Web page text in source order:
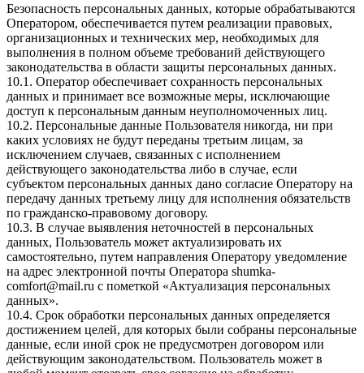
Безопасность персональных данных, которые обрабатываются
Оператором, обеспечивается путем реализации правовых,
организационных и технических мер, необходимых для
выполнения в полном объеме требований действующего
законодательства в области защиты персональных данных.
10.1. Оператор обеспечивает сохранность персональных
данных и принимает все возможные меры, исключающие
доступ к персональным данным неуполномоченных лиц.
10.2. Персональные данные Пользователя никогда, ни при
каких условиях не будут переданы третьим лицам, за
исключением случаев, связанных с исполнением
действующего законодательства либо в случае, если
субъектом персональных данных дано согласие Оператору на
передачу данных третьему лицу для исполнения обязательств
по гражданско-правовому договору.
10.3. В случае выявления неточностей в персональных
данных, Пользователь может актуализировать их
самостоятельно, путем направления Оператору уведомление
на адрес электронной почты Оператора shumka-
comfort@mail.ru с пометкой «Актуализация персональных
данных».
10.4. Срок обработки персональных данных определяется
достижением целей, для которых были собраны персональные
данные, если иной срок не предусмотрен договором или
действующим законодательством. Пользователь может в